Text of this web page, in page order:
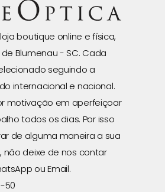
boutique online e física,
Blumenau - SC. Cada
seguindo a
internacional e nacional.
motivação em aperfeiçoar
todos os dias. Por isso
de alguma maneira a sua
não deixe de nos contar
ou Email.
50